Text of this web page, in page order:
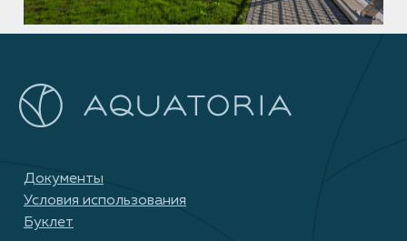
Документы
Условия использования
Буклет